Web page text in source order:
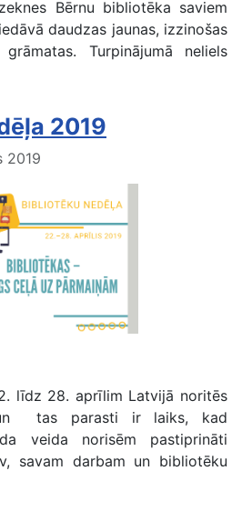
Bērnu bibliotēka saviem
daudzas jaunas, izzinošas
Turpinājumā neliels
2019
2019
28. aprīlim Latvijā noritēs
un tas parasti ir laiks, kad
veida norisēm pastiprināti
savam darbam un bibliotēku